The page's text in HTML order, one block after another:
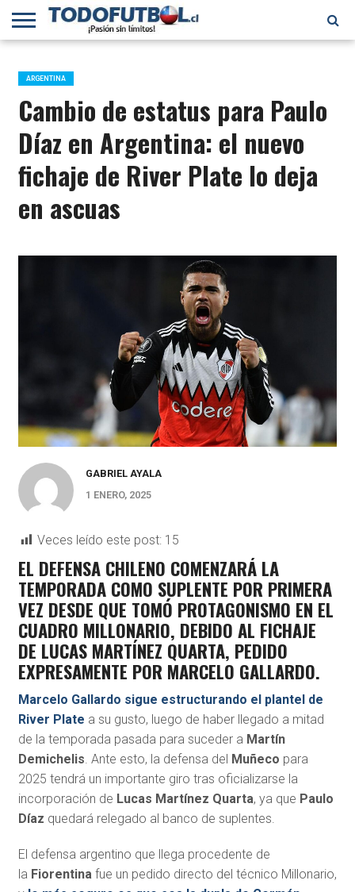
PRIMERA
B
SELECCIÓN
CHILENA
CHILENOS
EN EL
MUNDO
FÚTBOL
INTERNACIONAL
ARGENTINA
Cambio de estatus para Paulo
Díaz en Argentina: el nuevo
fichaje de River Plate lo deja
en ascuas
GABRIEL AYALA
1 ENERO, 2025
Veces leído este post: 15
EL DEFENSA CHILENO COMENZARÁ LA
TEMPORADA COMO SUPLENTE POR PRIMERA
VEZ DESDE QUE TOMÓ PROTAGONISMO EN EL
CUADRO MILLONARIO, DEBIDO AL FICHAJE
DE LUCAS MARTÍNEZ QUARTA, PEDIDO
EXPRESAMENTE POR MARCELO GALLARDO.
Marcelo Gallardo sigue estructurando el plantel de
River Plate a su gusto, luego de haber llegado a mitad
de la temporada pasada para suceder a Martín
Demichelis. Ante esto, la defensa del Muñeco para
2025 tendrá un importante giro tras oficializarse la
incorporación de Lucas Martínez Quarta, ya que Paulo
Díaz quedará relegado al banco de suplentes.
El defensa argentino que llega procedente de
la Fiorentina fue un pedido directo del técnico Millonario,